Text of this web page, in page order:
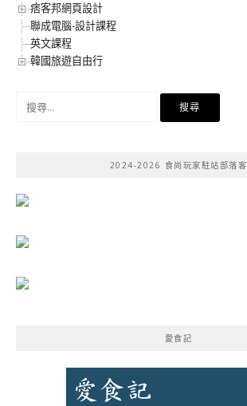
痞客邦網頁設計
聯成電腦-設計課程
英文課程
韓國旅遊自由行
2024-2026 食尚玩家駐站部落客
愛食記